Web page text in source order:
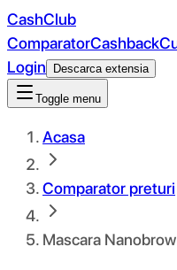
CashClub
ComparatorCashback
Login
Descarca extensia
Toggle menu
Acasa
Comparator preturi
Mascara